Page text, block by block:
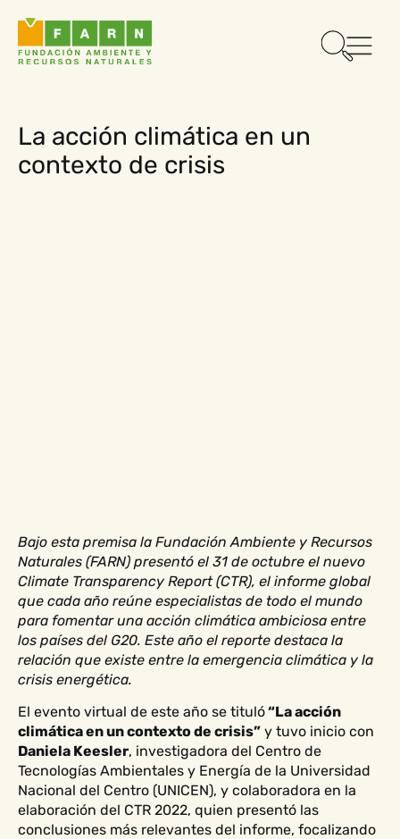
La acción climática en un
contexto de crisis
Bajo esta premisa la Fundación Ambiente y Recursos
Naturales (FARN) presentó el 31 de octubre el nuevo
Climate Transparency Report (CTR), el informe global
que cada año reúne especialistas de todo el mundo
para fomentar una acción climática ambiciosa entre
los países del G20. Este año el reporte destaca la
relación que existe entre la emergencia climática y la
crisis energética.
El evento virtual de este año se tituló“La acción
climática en un contexto de crisis” y tuvo inicio con
Daniela Keesler, investigadora del Centro de
Tecnologías Ambientales y Energía de la Universidad
Nacional del Centro (UNICEN), y colaboradora en la
elaboración del CTR 2022, quien presentó las
conclusiones más relevantes del informe, focalizando